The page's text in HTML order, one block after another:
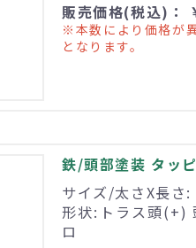
販売価格(税込)：
※本数により価格が
となります。
鉄/頭部塗装 タッ
サイズ/太さX長さ:
形状:トラス頭(+)
ロ